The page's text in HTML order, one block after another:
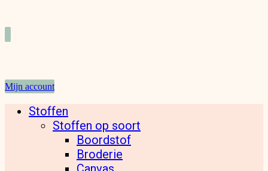
Mijn account
Stoffen
Stoffen op soort
Boordstof
Broderie